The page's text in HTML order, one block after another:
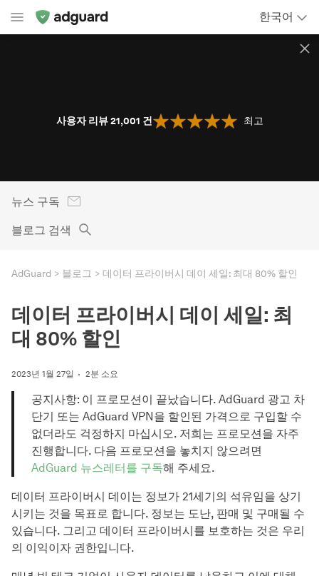
한국어
사용자 리뷰 21,001 건 최고
뉴스 구독
블로그 검색
AdGuard 블로그 데이터 프라이버시 데이 세일: 최대 80% 할인
데이터 프라이버시 데이 세일: 최
대 80% 할인
2023년 1월 27일 2분 소요
공지사항: 이 프로모션이 끝났습니다. AdGuard 광고 차
단기 또는 AdGuard VPN을 할인된 가격으로 구입할 수
없더라도 걱정하지 마십시오. 저희는 프로모션을 자주
진행합니다. 다음 프로모션을 놓치지 않으려면
AdGuard 뉴스레터를 구독해 주세요.
데이터 프라이버시 데이는 정보가 21세기의 석유임을 상기
시키는 것을 목표로 합니다. 정보는 도난, 판매 및 구매될 수
있습니다. 그리고 데이터 프라이버시를 보호하는 것은 우리
의 이익이자 권한입니다.